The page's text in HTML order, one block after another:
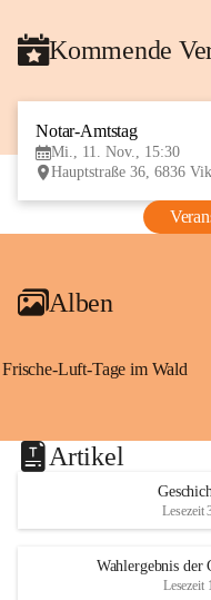
Kommende
Notar-Amtstag
Mi., 11. Nov., 15:30
Hauptstraße 36, 6836
Alben
Frische-Luft-Tage im Wald
Artikel
Lesezeit
Wahlergebnis der
Lesezeit